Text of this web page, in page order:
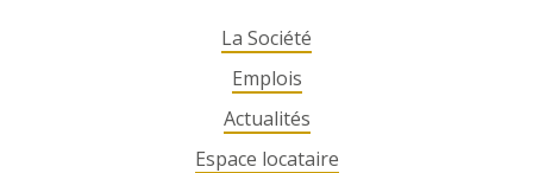
La Société
Emplois
Actualités
Espace locataire